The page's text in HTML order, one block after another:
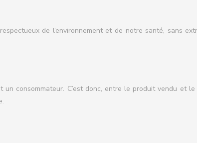
de l’environnement et de notre santé, sans
consommateur. C’est donc, entre le produit vendu et